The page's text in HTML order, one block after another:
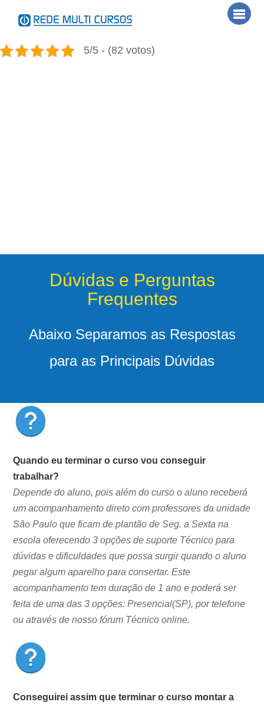
5/5 - (82 votos)
Dúvidas e Perguntas
Frequentes
Abaixo Separamos as Respostas
para as Principais Dúvidas
Quando eu terminar o curso vou conseguir
trabalhar?
Depende do aluno, pois além do curso o aluno receberá
um acompanhamento direto com professores da unidade
São Paulo que ficam de plantão de Seg. a Sexta na
escola oferecendo 3 opções de suporte Técnico para
dúvidas e dificuldades que possa surgir quando o aluno
pegar algum aparelho para consertar. Este
acompanhamento tem duração de 1 ano e poderá ser
feita de uma das 3 opções: Presencial(SP), por telefone
ou através de nosso fórum Técnico online.
Conseguirei assim que terminar o curso montar a